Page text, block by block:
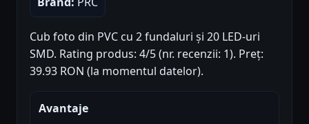
Cub foto din PVC cu 2 fundaluri și 20 LED-uri
SMD. Rating produs: 4/5 (nr. recenzii: 1). Preț:
39.93 RON (la momentul datelor).
Avantaje